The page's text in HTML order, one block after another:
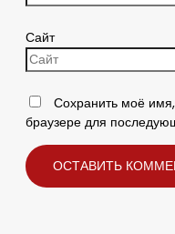
Сайт
Сохранить моё
браузере для